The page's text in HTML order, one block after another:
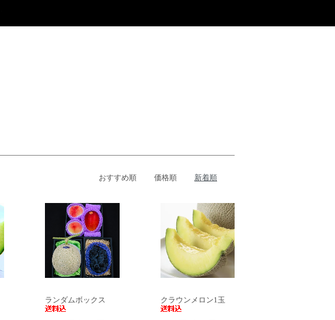
おすすめ順 価格順 新着順
ランダムボックス クラウンメロン1玉